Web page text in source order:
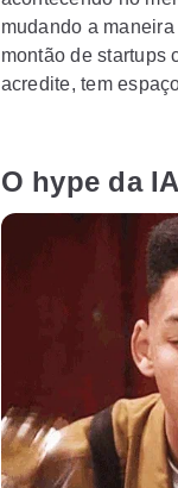
mudando a
montão de startups
acredite, tem
O hype da